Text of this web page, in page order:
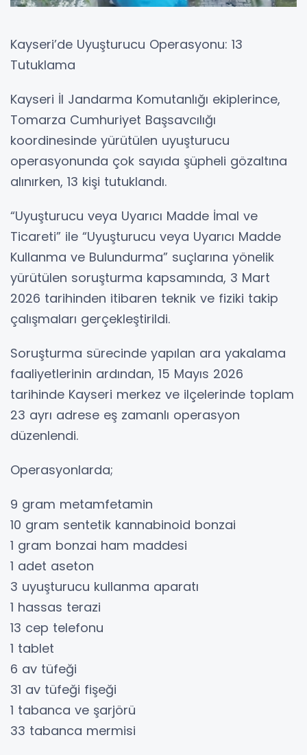
Kayseri’de Uyuşturucu Operasyonu: 13
Tutuklama
Kayseri İl Jandarma Komutanlığı ekiplerince,
Tomarza Cumhuriyet Başsavcılığı
koordinesinde yürütülen uyuşturucu
operasyonunda çok sayıda şüpheli gözaltına
alınırken, 13 kişi tutuklandı.
“Uyuşturucu veya Uyarıcı Madde İmal ve
Ticareti” ile “Uyuşturucu veya Uyarıcı Madde
Kullanma ve Bulundurma” suçlarına yönelik
yürütülen soruşturma kapsamında, 3 Mart
2026 tarihinden itibaren teknik ve fiziki takip
çalışmaları gerçekleştirildi.
Soruşturma sürecinde yapılan ara yakalama
faaliyetlerinin ardından, 15 Mayıs 2026
tarihinde Kayseri merkez ve ilçelerinde toplam
23 ayrı adrese eş zamanlı operasyon
düzenlendi.
Operasyonlarda;
9 gram metamfetamin
10 gram sentetik kannabinoid bonzai
1 gram bonzai ham maddesi
1 adet aseton
3 uyuşturucu kullanma aparatı
1 hassas terazi
13 cep telefonu
1 tablet
6 av tüfeği
31 av tüfeği fişeği
1 tabanca ve şarjörü
33 tabanca mermisi